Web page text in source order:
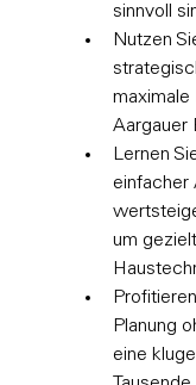
sinnvoll
Nutzen
maximale
Aargauer
Lernen
einfacher
um
Planung
eine